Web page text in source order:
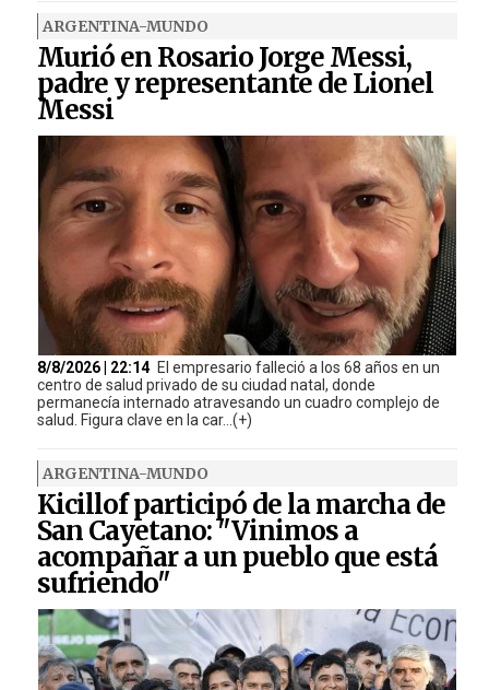
ARGENTINA-MUNDO
Murió en Rosario Jorge Messi,
padre y representante de Lionel
Messi
8/8/2026 | 22:14 El empresario falleció a los 68 años en un
centro de salud privado de su ciudad natal, donde
permanecía internado atravesando un cuadro complejo de
salud. Figura clave en la car...(+)
ARGENTINA-MUNDO
Kicillof participó de la marcha de
San Cayetano: "Vinimos a
acompañar a un pueblo que está
sufriendo"